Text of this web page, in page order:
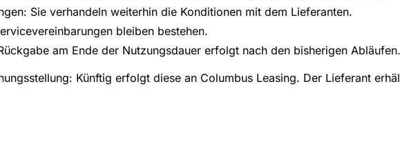
Sie verhandeln weiterhin die Konditionen mit dem Lieferanten.
bleiben bestehen.
am Ende der Nutzungsdauer erfolgt nach den bisherigen Abläufen.
Künftig erfolgt diese an Columbus Leasing. Der Lieferant